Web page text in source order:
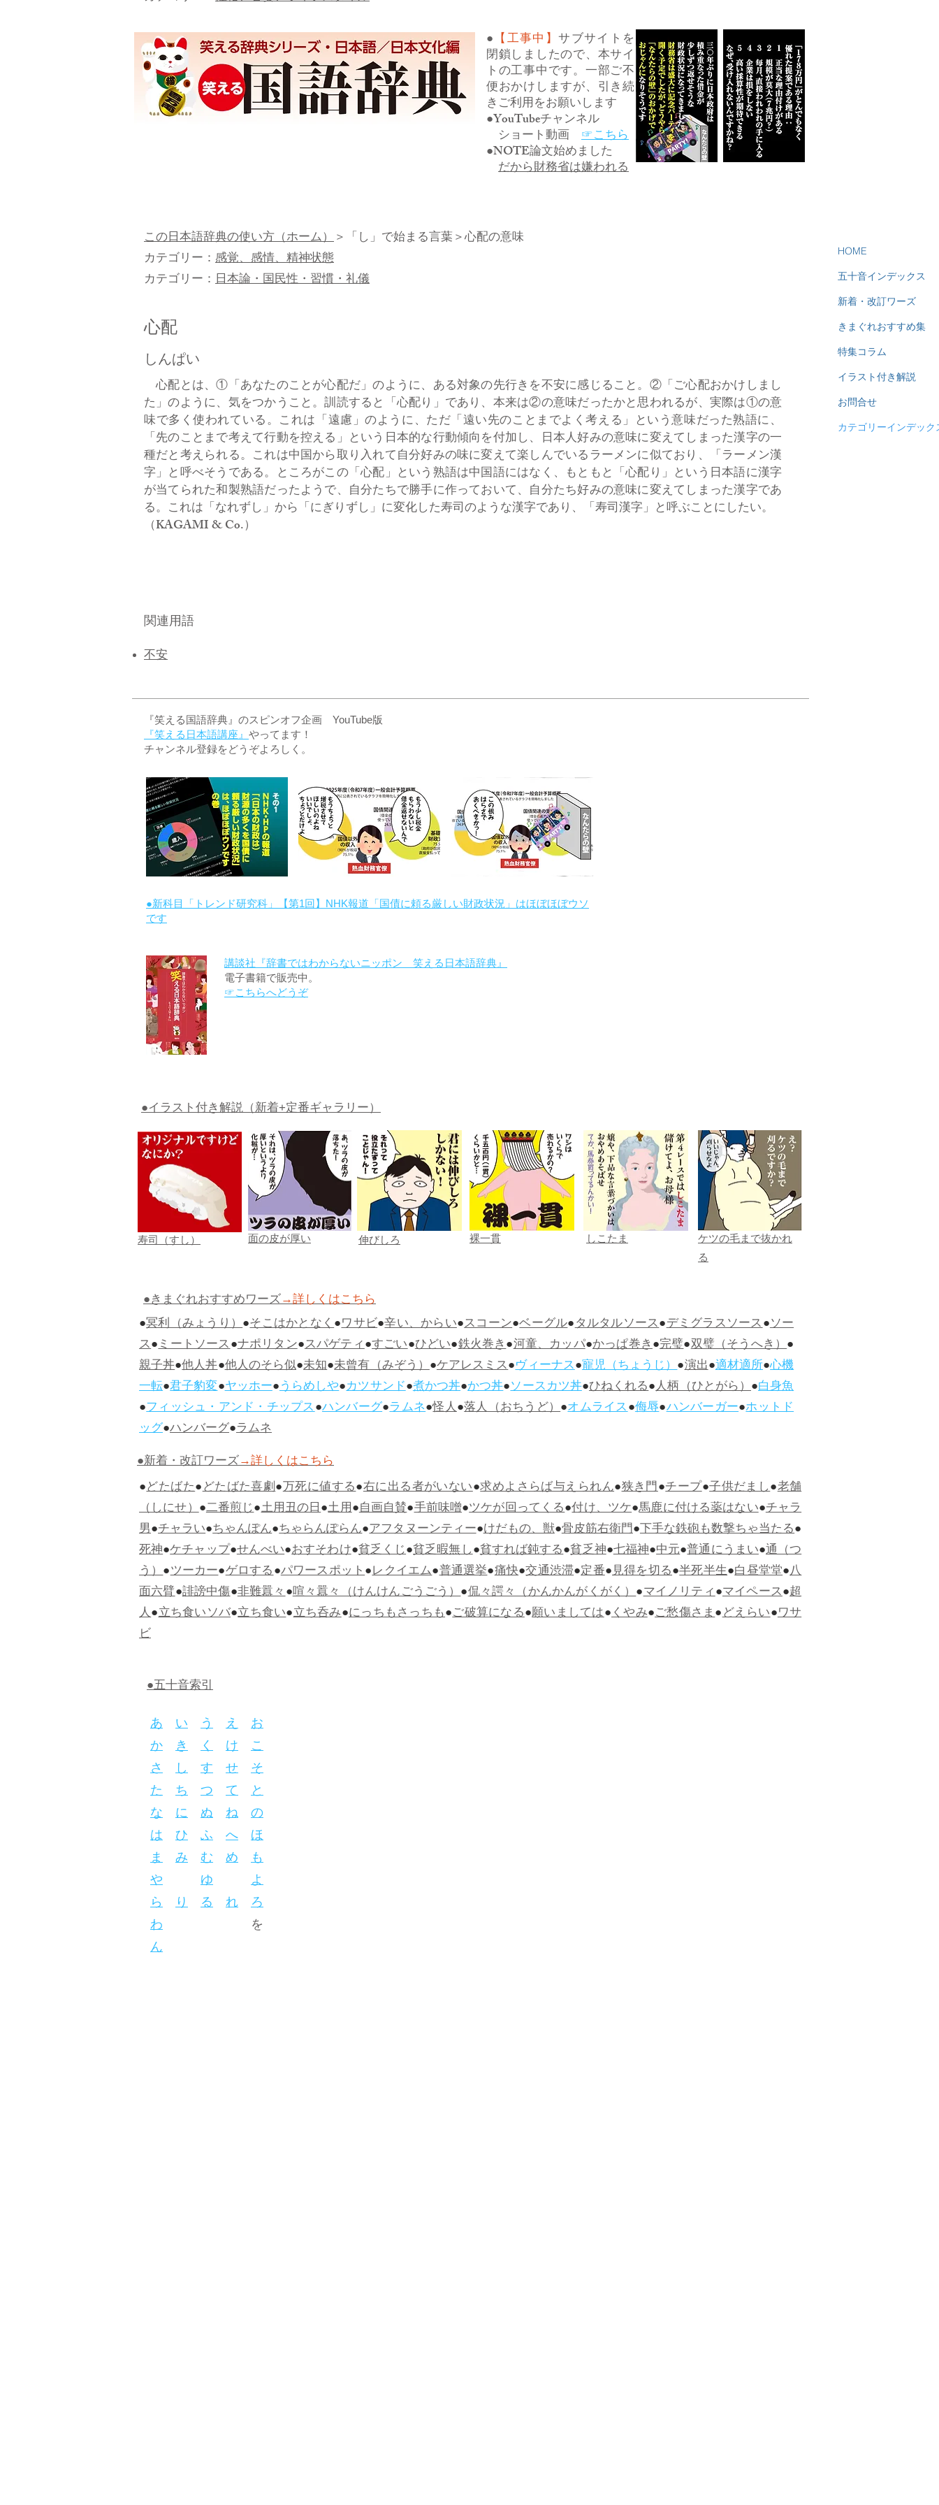
● 【工事中】サブサイトを
閉鎖しましたので、本サイ
トの工事中です。一部ご不
便おかけしますが、引き続
きご利用をお願いします
●YouTubeチャンネル
ショート動画 ☞こちら
●NOTE論文始めました
だから財務省は嫌われる
この日本語辞典の使い方（ホーム）＞ 「し」で始まる言葉＞心配の意味
カテゴリー： 感覚、感情、精神状態
カテゴリー： 日本論・国民性・習慣・礼儀
心配
しんぱい
心配とは、①「あなたのことが心配だ」のように、ある対象の先行きを不安に感じること。②「ご心配おかけしまし
た」のように、気をつかうこと。訓読すると「心配り」であり、本来は②の意味だったかと思われるが、実際は①の意
味で多く使われている。これは「遠慮」のように、ただ「遠い先のことまでよく考える」という意味だった熟語に、
「先のことまで考えて行動を控える」という日本的な行動傾向を付加し、日本人好みの意味に変えてしまった漢字の一
種だと考えられる。これは中国から取り入れて自分好みの味に変えて楽しんでいるラーメンに似ており、「ラーメン漢
字」と呼べそうである。ところがこの「心配」という熟語は中国語にはなく、もともと「心配り」という日本語に漢字
が当てられた和製熟語だったようで、自分たちで勝手に作っておいて、自分たち好みの意味に変えてしまった漢字であ
る。これは「なれずし」から「にぎりずし」に変化した寿司のような漢字であり、「寿司漢字」と呼ぶことにしたい。
（KAGAMI & Co.）
関連用語
不安
HOME
五十音インデックス
新着・改訂ワーズ
きまぐれおすすめ集
特集コラム
イラスト付き解説
お問合せ
カテゴリーインデック
『笑える国語辞典』のスピンオフ企画 YouTube版
『笑える日本語講座』 やってます！
チャンネル登録をどうぞよろしく。
●新科目「トレンド研究科」【第1回】NHK報道「国債に頼る厳しい財政状況」はほぼほぼウソ
です
講談社『辞書ではわからないニッポン 笑える日本語辞典』
電子書籍で販売中。
☞こちらへどうぞ
●イラスト付き解説（新着+定番ギャラリー）
寿司（すし） 面の皮が厚い 伸びしろ 裸一貫 しこたま
ケツの毛まで抜かれ
る
●きまぐれおすすめワーズ→詳しくはこちら
●冥利（みょうり）●そこはかとなく●ワサビ●辛い、からい●スコーン●ベーグル●タルタルソース●デミグラスソース●ソー
ス●ミートソース●ナポリタン●スパゲティ●すごい●ひどい●鉄火巻き●河童、カッパ●かっぱ巻き●完璧●双璧（そうへき）●
親子丼●他人丼●他人のそら似●未知●未曾有（みぞう）●ケアレスミス●ヴィーナス●寵児（ちょうじ）●演出●適材適所●心機
一転●君子豹変●ヤッホー●うらめしや●カツサンド●煮かつ丼●かつ丼●ソースカツ丼●ひねくれる●人柄（ひとがら）●白身魚
●フィッシュ・アンド・チップス●ハンバーグ●ラムネ●怪人●落人（おちうど）●オムライス●侮辱●ハンバーガー●ホットド
ッグ●ハンバーグ●ラムネ
●新着・改訂ワーズ→詳しくはこちら
●どたばた●どたばた喜劇●万死に値する●右に出る者がいない●求めよさらば与えられん●狭き門●チープ●子供だまし●老舗
（しにせ）●二番煎じ●土用丑の日●土用●自画自賛●手前味噌●ツケが回ってくる●付け、ツケ●馬鹿に付ける薬はない●チャラ
男●チャラい●ちゃんぽん●ちゃらんぽらん●アフタヌーンティー●けだもの、獣●骨皮筋右衛門●下手な鉄砲も数撃ちゃ当たる●
死神●ケチャップ●せんべい●おすそわけ●貧乏くじ●貧乏暇無し●貧すれば鈍する●貧乏神●七福神●中元●普通にうまい●通（つ
う）●ツーカー●ゲロする●パワースポット●レクイエム●普通選挙●痛快●交通渋滞●定番●見得を切る●半死半生●白昼堂堂●八
面六臂●誹謗中傷●非難囂々●喧々囂々（けんけんごうごう）●侃々諤々（かんかんがくがく）●マイノリティ●マイペース●超
人●立ち食いソバ●立ち食い●立ち呑み●にっちもさっちも●ご破算になる●願いましては●くやみ●ご愁傷さま●どえらい●ワサ
ビ
●五十音索引
あ い う え お
か き く け こ
さ し す せ そ
た ち つ て と
な に ぬ ね の
は ひ ふ へ ほ
ま み む め も
や
ゆ
よ
ら り る れ ろ
わ を
ん